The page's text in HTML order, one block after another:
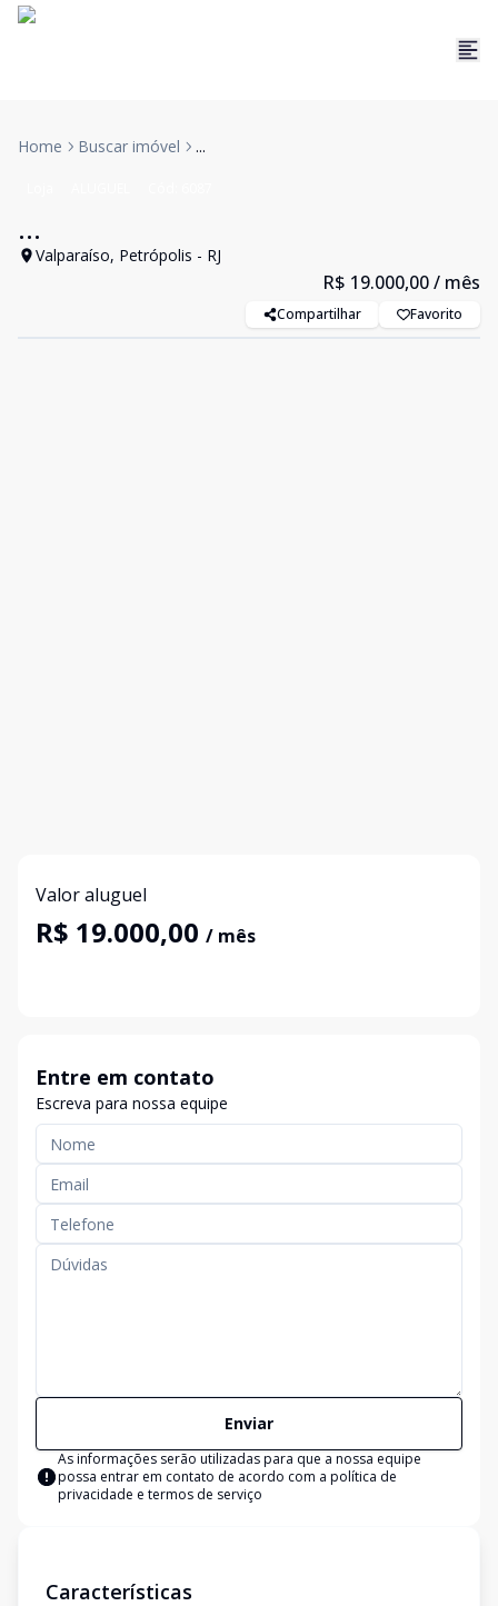
Home Buscar imóvel ...
...
Valparaíso, Petrópolis - RJ
R$ 19.000,00/ mês
Compartilhar Favorito
Valor aluguel
R$ 19.000,00 / mês
Entre em contato
Escreva para nossa equipe
Enviar
As informações serão utilizadas para que a nossa equipe
possa entrar em contato de acordo com a política de
privacidade e termos de serviço
Características